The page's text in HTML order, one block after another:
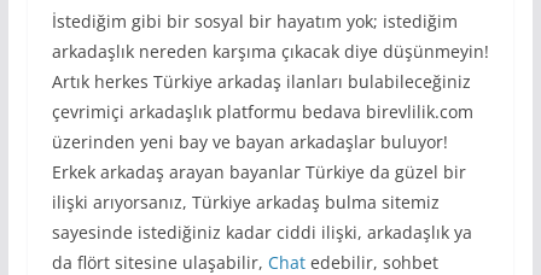
İstediğim gibi bir sosyal bir hayatım yok; istediğim
arkadaşlık nereden karşıma çıkacak diye düşünmeyin!
Artık herkes Türkiye arkadaş ilanları bulabileceğiniz
çevrimiçi arkadaşlık platformu bedava birevlilik.com
üzerinden yeni bay ve bayan arkadaşlar buluyor!
Erkek arkadaş arayan bayanlar Türkiye da güzel bir
ilişki arıyorsanız, Türkiye arkadaş bulma sitemiz
sayesinde istediğiniz kadar ciddi ilişki, arkadaşlık ya
da flört sitesine ulaşabilir, Chatedebilir, sohbet